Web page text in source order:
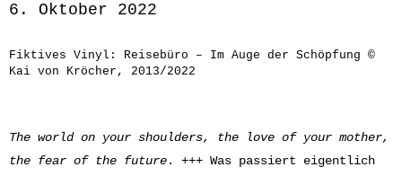
6. Oktober 2022
Fiktives Vinyl: Reisebüro – Im Auge der Schöpfung ©
Kai von Kröcher, 2013/2022
The world on your shoulders, the love of your mother,
the fear of the future. +++ Was passiert eigentlich